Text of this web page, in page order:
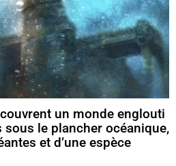
un monde englouti
sous le plancher océanique,
et d’une espèce